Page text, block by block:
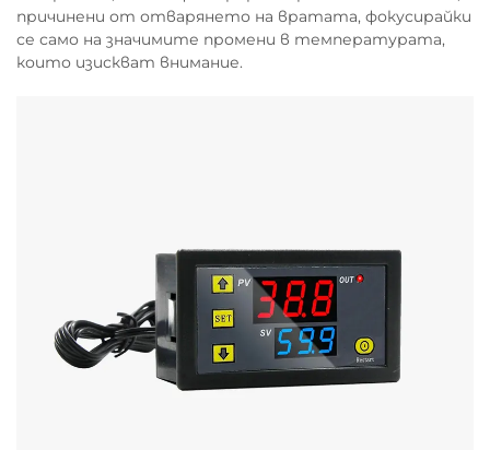
причинени от отварянето на вратата, фокусирайки
се само на значимите промени в температурата,
които изискват внимание.